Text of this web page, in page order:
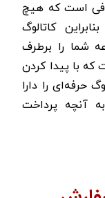
است که هیچ
کاتالوگ
شما را برطرف
که با پیدا کردن
حرفه‌ای را دارا
آنچه پرداخت